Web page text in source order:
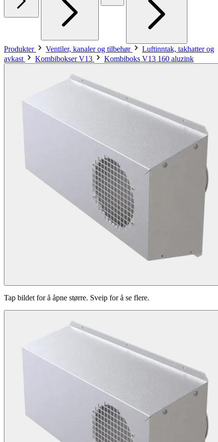
Produkter Ventiler, kanaler og tilbehør
Luftinntak, takhatter og
avkast
Kombibokser V13 Kombiboks V13 160 aluzink
Tap bildet for å åpne større. Sveip for å se flere.